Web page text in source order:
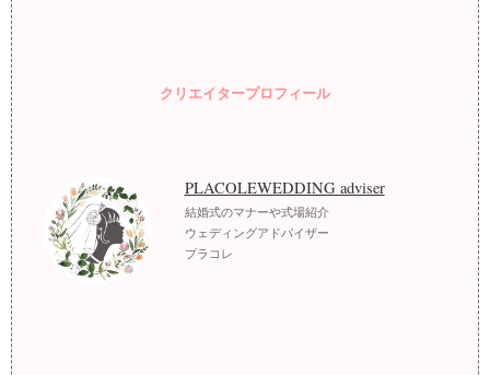
クリエイタープロフィール
PLACOLEWEDDING adviser
結婚式のマナーや式場紹介
ウェディングアドバイザー
プラコレ